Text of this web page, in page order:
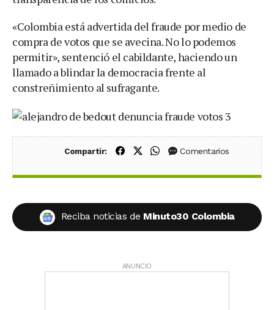
«Colombia está advertida del fraude por medio de
compra de votos que se avecina. No lo podemos
permitir», sentenció el cabildante, haciendo un
llamado a blindar la democracia frente al
constreñimiento al sufragante.
Compartir: Compartir en Facebook
Compartir en X (Twitter)
Compartir en WhatsApp
Comentarios
Reciba noticias de Minuto30 Colombia
ANUNCIO